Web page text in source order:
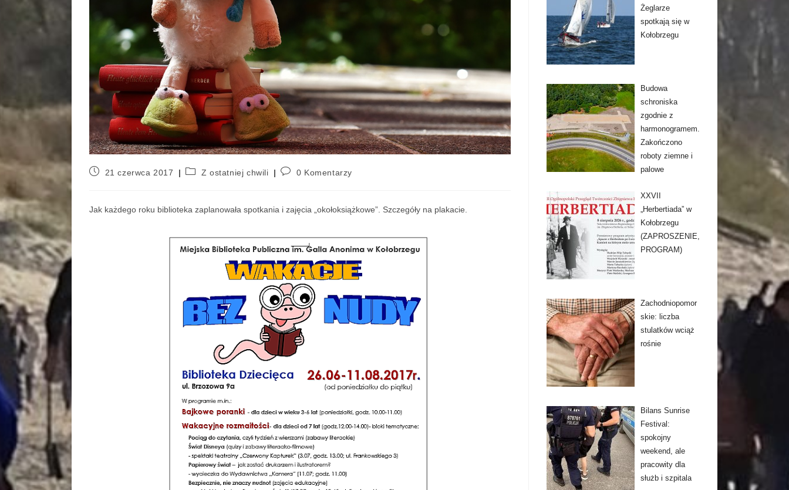
21 czerwca 2017 Z ostatniej chwili 0 Komentarzy
Jak każdego roku biblioteka zaplanowała spotkania i zajęcia „okołoksiążkowe”. Szczegóły na plakacie.
Żeglarze
spotkają się w
Kołobrzegu
Budowa
schroniska
zgodnie z
harmonogramem.
Zakończono
roboty ziemne i
palowe
XXVII
„Herbertiada” w
Kołobrzegu
(ZAPROSZENIE,
PROGRAM)
Zachodniopomor
skie: liczba
stulatków wciąż
rośnie
Bilans Sunrise
Festival:
spokojny
weekend, ale
pracowity dla
służb i szpitala